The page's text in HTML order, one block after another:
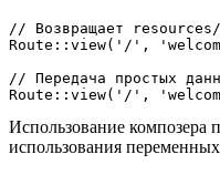
// Возвращает
Route::view('/',
// Передача простых
Использование композера
использования